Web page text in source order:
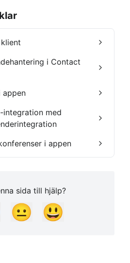
i Contact
appen
integration med
i appen
sida till hjälp?
😐 😃